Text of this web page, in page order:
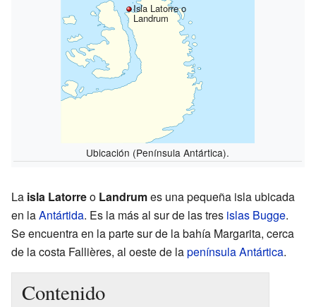
Isla Latorre o
Landrum
Ubicación (Península Antártica).
La isla Latorreo Landrumes una pequeña isla ubicada
en laAntártida. Es la más al sur de las tres islas Bugge.
Se encuentra en la parte sur de la bahía Margarita, cerca
de la costa Fallières, al oeste de lapenínsula Antártica.
Contenido